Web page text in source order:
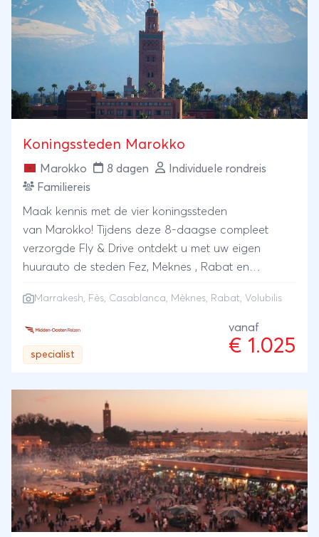
Koningssteden Marokko
Marokko 8 dagen
Individuele rondreis
Familiereis
Maak kennis met de vier koningssteden
van Marokko! Tijdens deze 8-daagse compleet
verzorgde Fly & Drive ontdekt u met uw eigen
huurauto de steden Fez, Meknes , Rabat en
kleuren en mystieke muziek. De middeleeuwse
markten zijn nog steeds even levendig en kleurrijk
als voorheen. Moskeeën, paleizen en mausolea
vertellen hun verhaal. En op het Djemaa el Fna plein,
neemt deze reis u mee op avontuur langs de
koningssteden van Marokko. U gaat op pad met
lokale gidsen en rijdt zelf door het land. Een mooie
combinatie van cultuur, natuur en historische
plekken biedt u een eerste kennismaking met het
rijke verleden van Marokko. Vanuit Fez rijdt u verder
naar de koningssteden Meknes en Rabat. U eindigt
Marrakesh, Fès, Casablanca, Mèknes, Rabat, Volubilis
specialist
vanaf
€ 1.025